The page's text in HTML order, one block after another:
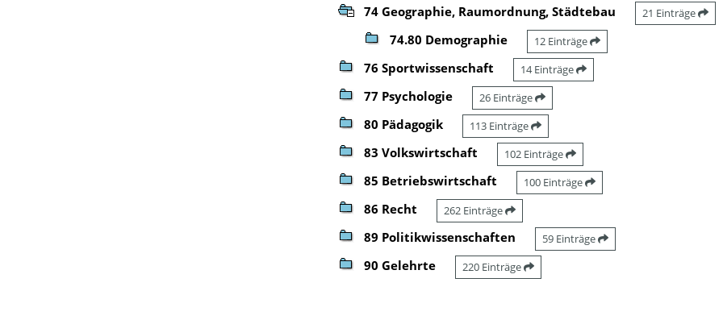
74 Geographie, Raumordnung, Städtebau 21 Einträge
74.80 Demographie 12 Einträge
76 Sportwissenschaft 14 Einträge
77 Psychologie 26 Einträge
80 Pädagogik 113 Einträge
83 Volkswirtschaft 102 Einträge
85 Betriebswirtschaft 100 Einträge
86 Recht 262 Einträge
89 Politikwissenschaften 59 Einträge
90 Gelehrte 220 Einträge